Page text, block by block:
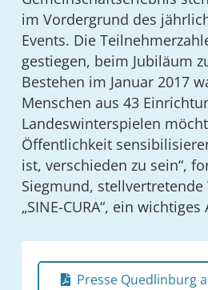
im Vordergrund des
Events. Die
gestiegen, beim Jubiläum
Bestehen im Januar 2017
Menschen aus 43
Landeswinterspielen
Öffentlichkeit
ist, verschieden zu sein“,
Siegmund, stellvertretende
„SINE-CURA“, ein
Presse Quedlinburg